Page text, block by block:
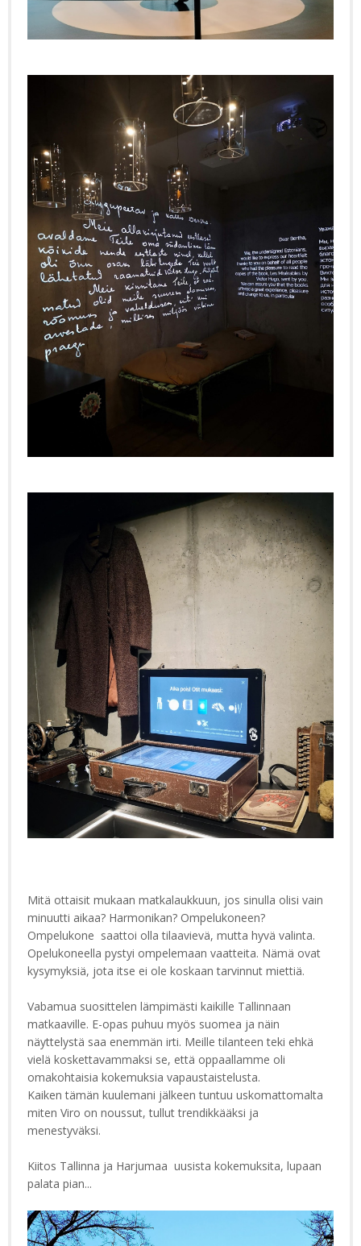
Mitä ottaisit mukaan matkalaukkuun, jos sinulla olisi vain
minuutti aikaa? Harmonikan? Ompelukoneen?
Ompelukone saattoi olla tilaavievä, mutta hyvä valinta.
Opelukoneella pystyi ompelemaan vaatteita. Nämä ovat
kysymyksiä, jota itse ei ole koskaan tarvinnut miettiä.
Vabamua suosittelen lämpimästi kaikille Tallinnaan
matkaaville. E-opas puhuu myös suomea ja näin
näyttelystä saa enemmän irti. Meille tilanteen teki ehkä
vielä koskettavammaksi se, että oppaallamme oli
omakohtaisia kokemuksia vapaustaistelusta.
Kaiken tämän kuulemani jälkeen tuntuu uskomattomalta
miten Viro on noussut, tullut trendikkääksi ja
menestyväksi.
Kiitos Tallinna ja Harjumaa uusista kokemuksita, lupaan
palata pian...